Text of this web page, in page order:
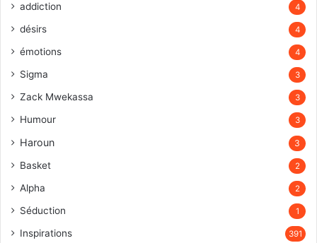
addiction 4
désirs 4
émotions 4
Sigma 3
Zack Mwekassa 3
Humour 3
Haroun 3
Basket 2
Alpha 2
Séduction 1
Inspirations 391